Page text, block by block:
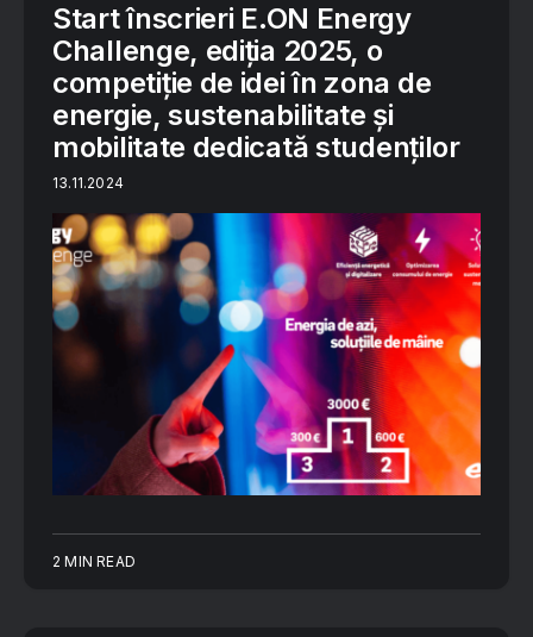
Start înscrieri E.ON Energy
Challenge, ediția 2025, o
competiție de idei în zona de
energie, sustenabilitate și
mobilitate dedicată studenților
13.11.2024
2 MIN READ